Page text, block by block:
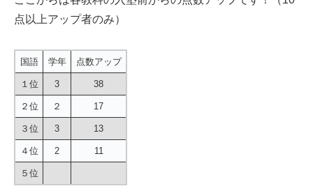
点以上アップ者のみ）
国語 学年 点数アップ
１位 3 38
２位 ２ 17
３位 3 13
４位 2 11
５位